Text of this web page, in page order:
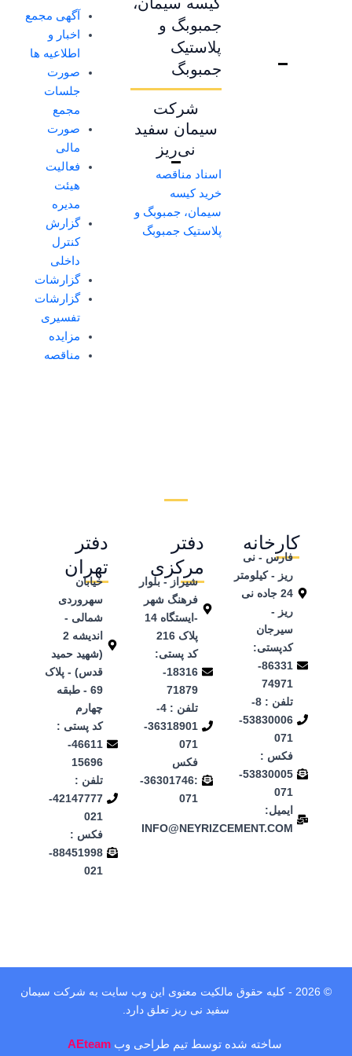
کیسه سیمان،
جمبوبگ و
پلاستیک
جمبوبگ
شرکت
سیمان سفید
نی‌ریز
اسناد مناقصه
خرید کیسه
سیمان، جمبوبگ و
پلاستیک جمبوبگ
آگهی مجمع
اخبار و
اطلاعیه ها
صورت
جلسات
مجمع
صورت
مالی
فعالیت
هیئت
مدیره
گزارش
کنترل
داخلی
گزارشات
گزارشات
تفسیری
مزایده
مناقصه
کارخانه
فارس - نی
ریز - کیلومتر
24 جاده نی
ریز -
سیرجان
کدپستی:
86331-
74971
تلفن ‌: 8-
53830006-
071
فکس :
53830005-
071
ایمیل:
INFO@NEYRIZCEMENT.COM
دفتر
مرکزی
شیراز - بلوار
فرهنگ شهر
-ایستگاه 14
پلاک 216
کد پستی:
18316-
71879
تلفن : 4-
36318901-
071
فکس
:36301746-
071
دفتر
تهران
خیابان
سهروردی
شمالی -
اندیشه 2
(شهید حمید
قدس) - پلاک
69 - طبقه
چهارم
کد پستی :
46611-
15696
تلفن :
42147777-
021
فکس :
88451998-
021
© 2026 - کلیه حقوق مالکیت معنوی این وب‌ سایت به شرکت سیمان
سفید نی ریز تعلق دارد.
ساخته شده توسط تیم طراحی وب AEteam